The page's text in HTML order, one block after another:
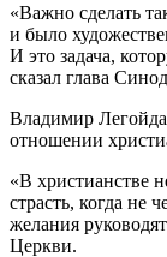
«Важно сделать
и было
И это задача,
сказал глава
Владимир
отношении
«В христианстве
страсть, когда не
желания
Церкви.